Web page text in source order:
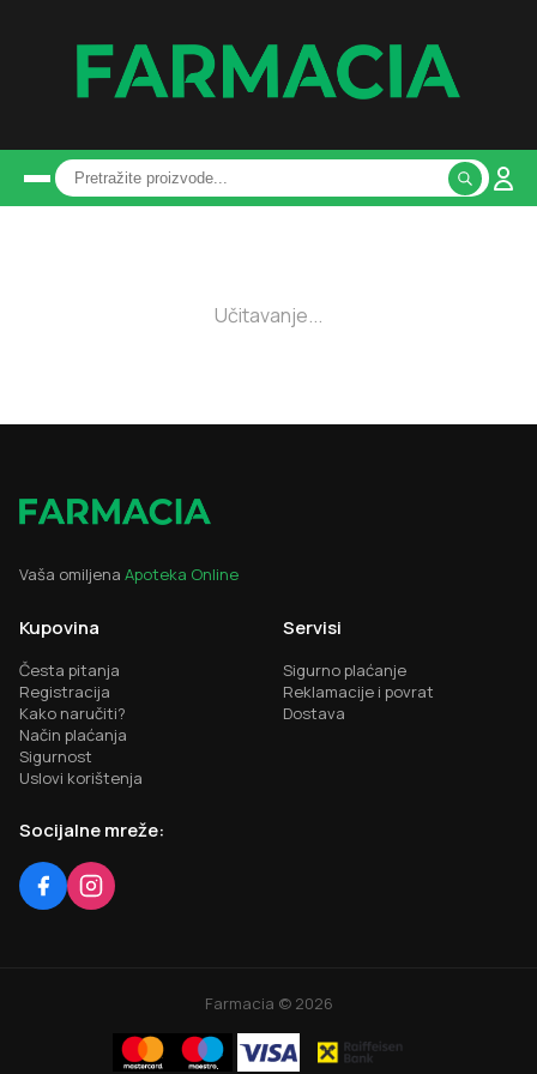
Učitavanje...
Vaša omiljena Apoteka Online
Kupovina
Česta pitanja
Registracija
Kako naručiti?
Način plaćanja
Sigurnost
Uslovi korištenja
Servisi
Sigurno plaćanje
Reklamacije i povrat
Dostava
Socijalne mreže:
Farmacia © 2026